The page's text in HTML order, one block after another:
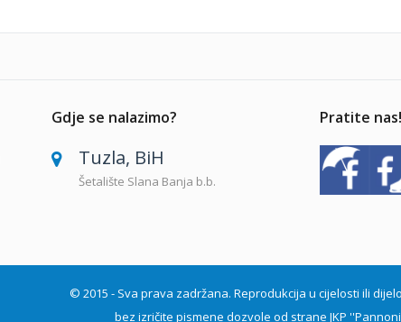
Gdje se nalazimo?
Tuzla, BiH
Šetalište Slana Banja b.b.
Pratite nas!
© 2015 - Sva prava zadržana. Reprodukcija u cijelosti ili
bez izričite pismene dozvole od strane JKP